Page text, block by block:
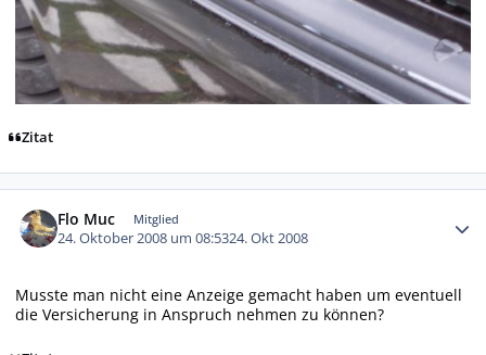
Zitat
Flo Muc Mitglied
24. Oktober 2008 um 08:5324. Okt 2008
Musste man nicht eine Anzeige gemacht haben um eventuell
die Versicherung in Anspruch nehmen zu können?